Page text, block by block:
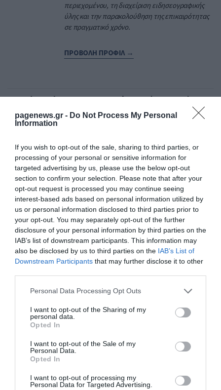
pagenews.gr - Do Not Process My Personal
Information
If you wish to opt-out of the sale, sharing to third parties, or
processing of your personal or sensitive information for
targeted advertising by us, please use the below opt-out
section to confirm your selection. Please note that after your
opt-out request is processed you may continue seeing
interest-based ads based on personal information utilized by
us or personal information disclosed to third parties prior to
your opt-out. You may separately opt-out of the further
disclosure of your personal information by third parties on the
IAB’s list of downstream participants. This information may
also be disclosed by us to third parties on the IAB’s List of
Downstream Participants that may further disclose it to other
Please note that this website/app uses one or more Google
not limited to your visit or usage behaviour. You may click to
grant or deny consent to Google and its third-party tags to
use your data for below specified purposes in below Google
consent section.
Personal Data Processing Opt Outs
I want to opt-out of the Sharing of my
personal data.
Opted In
I want to opt-out of the Sale of my
Personal Data.
Opted In
I want to opt-out of processing my
Personal Data for Targeted Advertising.
περιεχομένου, τη διαχείριση ειδησεογραφικής
ύλης και την παρακολούθηση της επικαιρότητας
σε πραγματικό χρόνο.
ΠΡΟΒΟΛΗ ΠΡΟΦΙΛ →
Διαβάστε όλες τις τελευταίεςΕιδήσειςαπό την
Ελλάδα και τον Κόσμο
ΜΠΑΓΚΛΑΝΤΕΣ ΟΗΕ
ΔΕΙΤΕ ΠΡΩΤΟΙΟΛΑ ΤΑ ΝΕΑ ΤΟΥ PAGENEWS ΣΤΟ
GOOGLE NEWS
Σχετικά άρθρα:
➤ Μπαγκλαντές: Τραγωδία με 27 νεκρούς λόγω
συντριβής αεροσκάφους
➤ Σοκαριστικό δυστύχημα στο Μπαγκλαντές:
Αεροσκάφος έπεσε σε σχολείο – Νεκρός ο πιλότος
➤ Το Μπανγκλαντές θα ζητήσει από την Ινδία, την
έκδοση της ανατραπείσας πρώην πρωθυπουργού της
➤ Νεκρός 29χρονος στο αστυνομικό τμήμα της
Ομόνοιας
➤ Μπανγκλαντές: Εντός της ημέρας αναμένεται η
οριστικοποίηση της προσωρινής κυβέρνησης Γιουνούς
➤ Μπαγκλαντές: Οι τελευταίες ώρες στην εξουσία μιας
«μισητής αυτοκράτειρας»